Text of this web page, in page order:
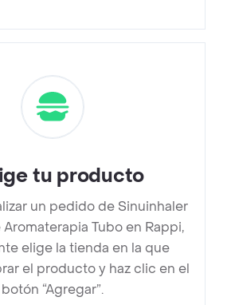
tu producto
un pedido de Sinuinhaler
Tubo en Rappi,
elige la tienda en la que
el producto y haz clic en el
botón “Agregar”.